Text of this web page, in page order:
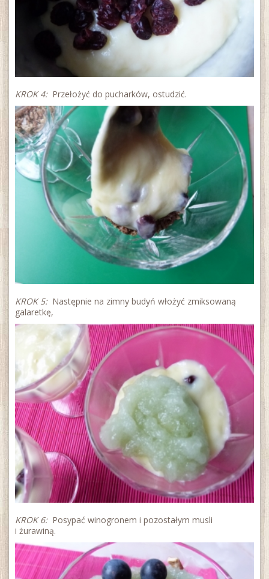
KROK 4:Przełożyć do pucharków, ostudzić.
KROK 5:Następnie na zimny budyń włożyć zmiksowaną
galaretkę,
KROK 6:Posypać winogronem i pozostałym musli
i żurawiną.